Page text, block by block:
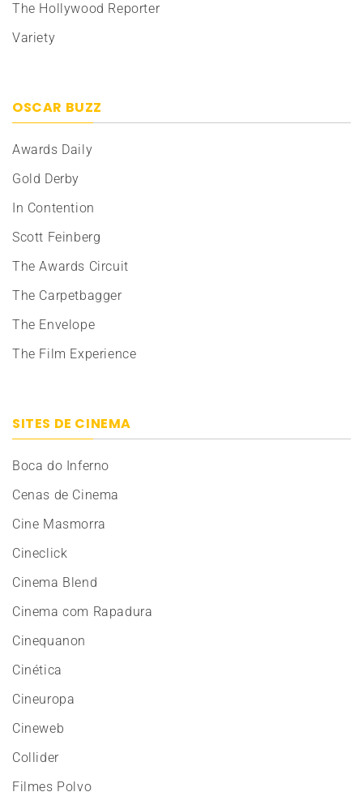
The Hollywood Reporter
Variety
OSCAR BUZZ
Awards Daily
Gold Derby
In Contention
Scott Feinberg
The Awards Circuit
The Carpetbagger
The Envelope
The Film Experience
SITES DE CINEMA
Boca do Inferno
Cenas de Cinema
Cine Masmorra
Cineclick
Cinema Blend
Cinema com Rapadura
Cinequanon
Cinética
Cineuropa
Cineweb
Collider
Filmes Polvo